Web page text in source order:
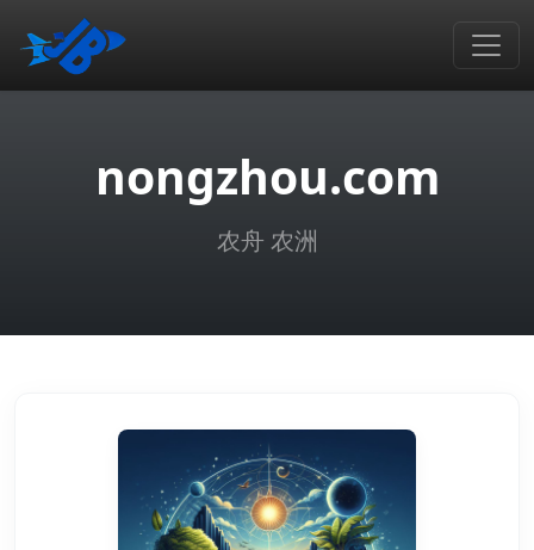
nongzhou.com
农舟 农洲